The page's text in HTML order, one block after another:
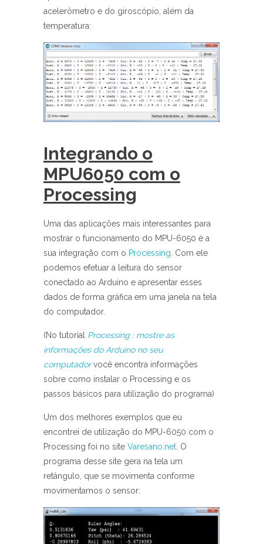
acelerômetro e do giroscópio, além da
temperatura:
Integrando o
MPU6050 com o
Processing
Uma das aplicações mais interessantes para
mostrar o funcionamento do MPU-6050 é a
sua integração com o Processing . Com ele
podemos efetuar a leitura do sensor
conectado ao Arduino e apresentar esses
dados de forma gráfica em uma janela na tela
do computador.
(No tutorial Processing : mostre as
informações do Arduino no seu
computadorvocê encontra informações
sobre como instalar o Processing e os
passos básicos para utilização do programa)
Um dos melhores exemplos que eu
encontrei de utilização do MPU-6050 com o
Processing foi no site Varesano.net . O
programa desse site gera na tela um
retângulo, que se movimenta conforme
movimentamos o sensor: